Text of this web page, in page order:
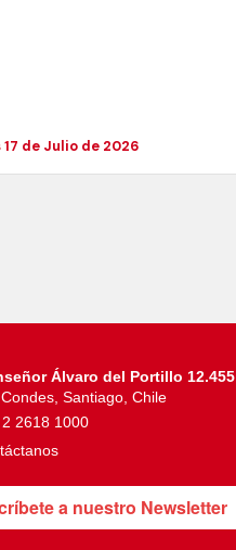
de Julio de 2026
Álvaro del Portillo 12.455
Santiago, Chile
2618 1000
a nuestro Newsletter